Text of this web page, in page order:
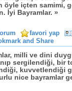
öyle içten samimi,
İyi Bayramlar. »
favori yap
milli ve dini
sergilendiği, bir
kuvvetlendiği
nice bayramlar